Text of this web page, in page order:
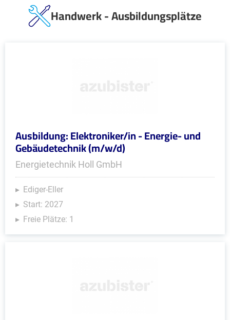
Handwerk - Ausbildungsplätze
Ausbildung: Elektroniker/in - Energie- und
Gebäudetechnik (m/w/d)
Energietechnik Holl GmbH
Ediger-Eller
Start: 2027
Freie Plätze: 1